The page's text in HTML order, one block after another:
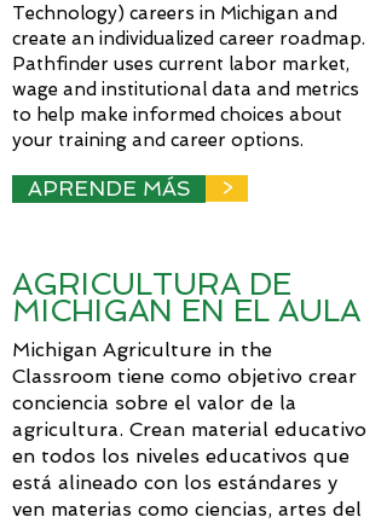
Technology) careers in Michigan and
create an individualized career roadmap.
Pathfinder uses current labor market,
wage and institutional data and metrics
to help make informed choices about
your training and career options.
APRENDE MÁS >
AGRICULTURA DE
MICHIGAN EN EL AULA
Michigan Agriculture in the
Classroom tiene como objetivo crear
conciencia sobre el valor de la
agricultura. Crean material educativo
en todos los niveles educativos que
está alineado con los estándares y
ven materias como ciencias, artes del